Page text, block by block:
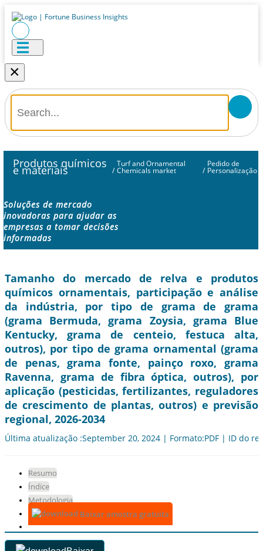
×
Produtos químicos
e materiais /
Turf and Ornamental
Chemicals market /
Pedido de
Personalização
Soluções de mercado
inovadoras para ajudar as
empresas a tomar decisões
informadas
Tamanho do mercado de relva e produtos
químicos ornamentais, participação e análise
da indústria, por tipo de grama de grama
(grama Bermuda, grama Zoysia, grama Blue
Kentucky, grama de centeio, festuca alta,
outros), por tipo de grama ornamental (grama
de penas, grama fonte, painço roxo, grama
Ravenna, grama de fibra óptica, outros), por
aplicação (pesticidas, fertilizantes, reguladores
de crescimento de plantas, outros) e previsão
regional, 2026-2034
Última atualização :September 20, 2024 | Formato:PDF | ID do
Resumo
Índice
Metodologia
Baixar amostra gratuita